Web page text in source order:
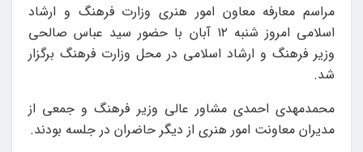
مراسم معارفه معاون امور هنری وزارت فرهنگ و ارشاد
اسلامی امروز شنبه ۱۲ آبان با حضور سید عباس صالحی
وزیر فرهنگ و ارشاد اسلامی در محل وزارت فرهنگ برگزار
شد.
محمدمهدی احمدی مشاور عالی وزیر فرهنگ و جمعی از
مدیران معاونت امور هنری از دیگر حاضران در جلسه بودند.